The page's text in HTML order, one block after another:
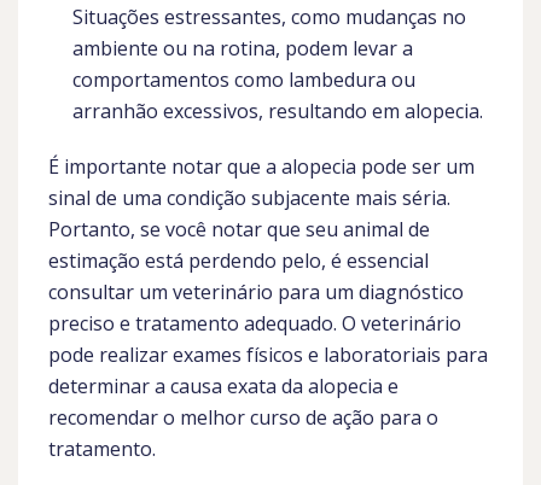
Situações estressantes, como mudanças no
ambiente ou na rotina, podem levar a
comportamentos como lambedura ou
arranhão excessivos, resultando em alopecia.
É importante notar que a alopecia pode ser um
sinal de uma condição subjacente mais séria.
Portanto, se você notar que seu animal de
estimação está perdendo pelo, é essencial
consultar um veterinário para um diagnóstico
preciso e tratamento adequado. O veterinário
pode realizar exames físicos e laboratoriais para
determinar a causa exata da alopecia e
recomendar o melhor curso de ação para o
tratamento.